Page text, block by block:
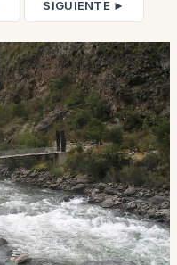
SIGUIENTE ►